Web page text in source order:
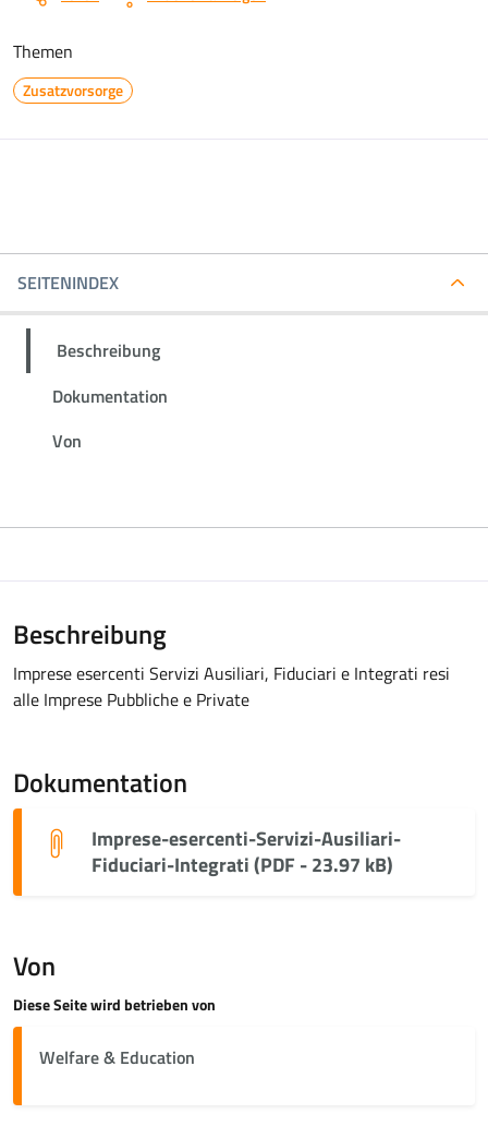
Themen
Zusatzvorsorge
SEITENINDEX
Beschreibung
Dokumentation
Von
Beschreibung
Imprese esercenti Servizi Ausiliari, Fiduciari e Integrati resi
alle Imprese Pubbliche e Private
Dokumentation
Imprese-esercenti-Servizi-Ausiliari-
Fiduciari-Integrati (PDF - 23.97 kB)
Von
Diese Seite wird betrieben von
Welfare & Education